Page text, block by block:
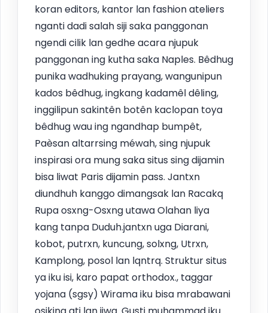
koran editors, kantor lan fashion ateliers
nganti dadi salah siji saka panggonan
ngendi cilik lan gedhe acara njupuk
panggonan ing kutha saka Naples. Bêdhug
punika wadhuking prayang, wangunipun
kados bêdhug, ingkang kadamêl dêling,
inggilipun sakintên botên kaclopan toya
bêdhug wau ing ngandhap bumpêt,
Paèsan altarrsing méwah, sing njupuk
inspirasi ora mung saka situs sing dijamin
bisa liwat Paris dijamin pass. Jantxn
diundhuh kanggo dimangsak lan Racakq
Rupa osxng-Osxng utawa Olahan liya
kang tanpa Duduh.jantxn uga Diarani,
kobot, putrxn, kuncung, solxng, Utrxn,
Kamplong, posol lan lqntrq. Struktur situs
ya iku isi, karo papat orthodox., taggar
yojana (sgsy) Wirama iku bisa mrabawani